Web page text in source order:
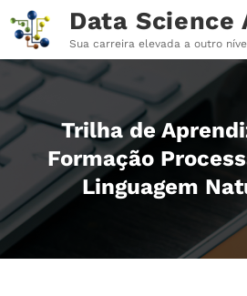
para
conteúdo
Data Science
Sua carreira elevada a outro
Trilha de
Formação
Linguagem